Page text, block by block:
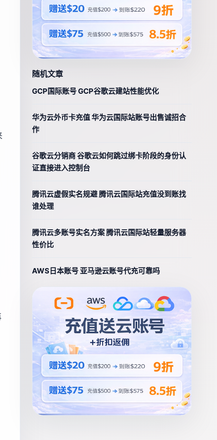
随机文章
GCP国际账号 GCP谷歌云建站性能优化
华为云外币卡充值 华为云国际站账号出售诚招合
作
谷歌云分销商 谷歌云如何跳过绑卡阶段的身份认
证直接进入控制台
腾讯云虚假实名规避 腾讯云国际站充值没到账找
谁处理
腾讯云多账号实名方案 腾讯云国际站轻量服务器
性价比
AWS日本账号 亚马逊云账号代充可靠吗